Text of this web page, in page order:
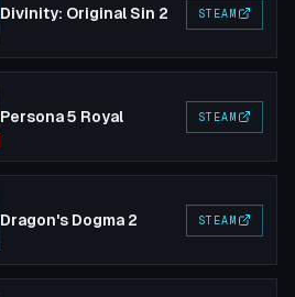
Divinity: Original Sin 2 STEAM
Persona 5 Royal STEAM
Dragon's Dogma 2 STEAM